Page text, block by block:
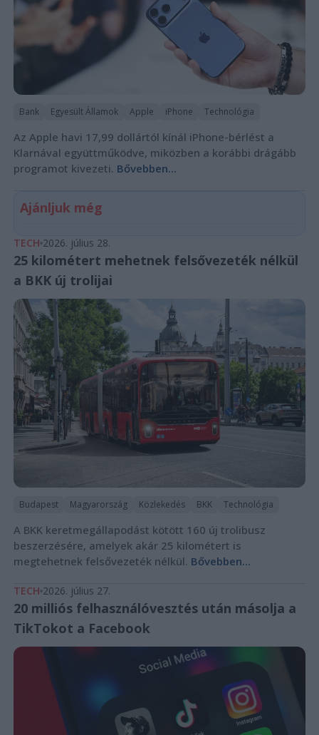
Bank Egyesült Államok Apple iPhone Technológia
Az Apple havi 17,99 dollártól kínál iPhone-bérlést a
Klarnával együttműködve, miközben a korábbi drágább
programot kivezeti. Bővebben...
Ajánljuk még
TECH 2026. július 28.
25 kilométert mehetnek felsővezeték nélkül
a BKK új trolijai
Budapest Magyarország Közlekedés BKK Technológia
A BKK keretmegállapodást kötött 160 új trolibusz
beszerzésére, amelyek akár 25 kilométert is
megtehetnek felsővezeték nélkül. Bővebben...
TECH 2026. július 27.
20 milliós felhasználóvesztés után másolja a
TikTokot a Facebook